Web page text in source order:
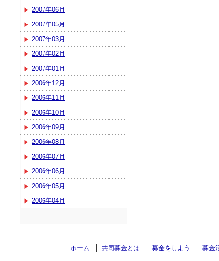
2007年06月
2007年05月
2007年03月
2007年02月
2007年01月
2006年12月
2006年11月
2006年10月
2006年09月
2006年08月
2006年07月
2006年06月
2006年05月
2006年04月
ホーム 共同募金とは 募金をしよう 募金